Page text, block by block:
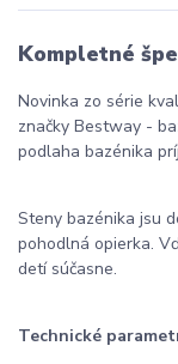
Kompletné
Novinka zo série
značky Bestway -
podlaha bazénika
Steny bazénika jsu
pohodlná opierka.
detí súčasne.
Technické